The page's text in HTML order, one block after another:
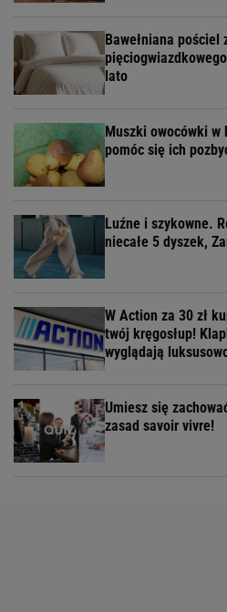
Bawełniana
lato
Muszki owocówki w
pomóc się ich
Luźne i szykowne.
niecałe 5 dyszek,
W Action za 30 zł
twój kręgosłup!
wyglądają
Umiesz się
zasad savoir vivre!